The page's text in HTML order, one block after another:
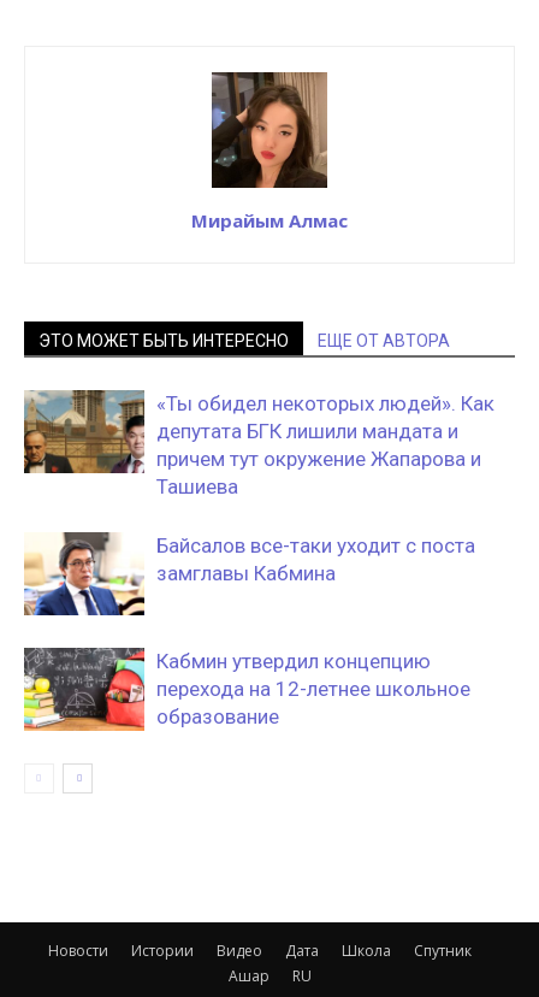
Мирайым Алмас
ЭТО МОЖЕТ БЫТЬ ИНТЕРЕСНО ЕЩЕ ОТ АВТОРА
«Ты обидел некоторых людей». Как
депутата БГК лишили мандата и
причем тут окружение Жапарова и
Ташиева
Байсалов все-таки уходит с поста
замглавы Кабмина
Кабмин утвердил концепцию
перехода на 12-летнее школьное
образование
Новости Истории Видео Дата Школа
Спутник
Ашар
RU